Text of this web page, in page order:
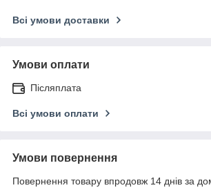
Всі умови доставки
Умови оплати
Післяплата
Всі умови оплати
Умови повернення
Повернення товару впродовж 14 днів за